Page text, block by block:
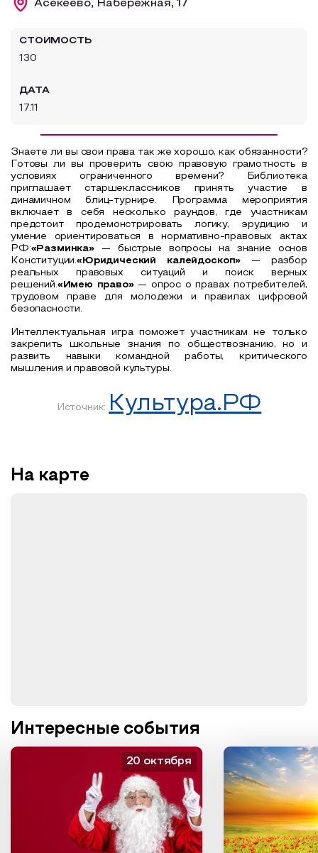
Аттестованные экскурсоводы
Все маршруты
Асекеево, Набережная, 17
СТОИМОСТЬ
130
ДАТА
17.11
Знаете ли вы свои права так же хорошо, как обязанности?
Готовы ли вы проверить свою правовую грамотность в
условиях ограниченного времени? Библиотека
приглашает старшеклассников принять участие в
динамичном блиц-турнире.
Программа мероприятия
включает в себя несколько раундов, где участникам
предстоит продемонстрировать логику, эрудицию и
умение ориентироваться в нормативно-правовых актах
РФ:«Разминка»— быстрые вопросы на знание основ
Конституции.«Юридический калейдоскоп» — разбор
реальных правовых ситуаций и поиск верных
решений. «Имею право»— опрос о правах потребителей,
трудовом праве для молодежи и правилах цифровой
безопасности.
Интеллектуальная игра поможет участникам не только
закрепить школьные знания по обществознанию, но и
развить навыки командной работы, критического
мышления и правовой культуры.
Источник: Культура.РФ
На карте
Интересные события
20 октября